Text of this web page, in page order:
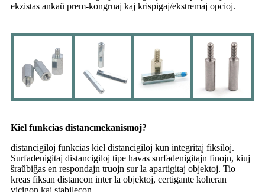
ekzistas ankaŭ prem-kongruaj kaj krispigaj/ekstremaj opcioj.
Kiel funkcias distancmekanismoj?
distancigiloj funkcias kiel distancigiloj kun integritaj fiksiloj.
Surfadenigitaj distancigiloj tipe havas surfadenigitajn finojn, kiuj
ŝraŭbiĝas en respondajn truojn sur la apartigitaj objektoj. Tio
kreas fiksan distancon inter la objektoj, certigante koheran